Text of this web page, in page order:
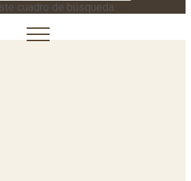
cuadro de búsqueda.